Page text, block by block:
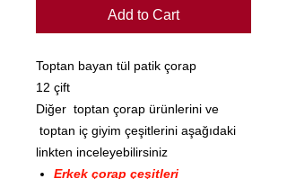
Add to Cart
Toptan bayan tül patik çorap
12 çift
Diğer toptan çorap ürünlerini ve
toptan iç giyim çeşitlerini aşağıdaki
linkten inceleyebilirsiniz
Erkek çorap çeşitleri